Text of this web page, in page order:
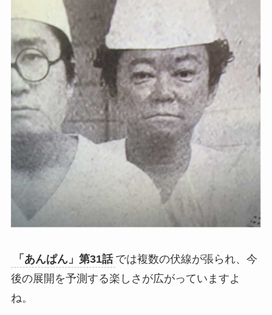
「あんぱん」第31話 では複数の伏線が張られ、今
後の展開を予測する楽しさが広がっていますよ
ね。